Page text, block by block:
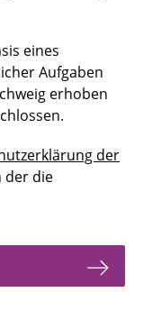
eines
Aufgaben
erhoben
der
der die